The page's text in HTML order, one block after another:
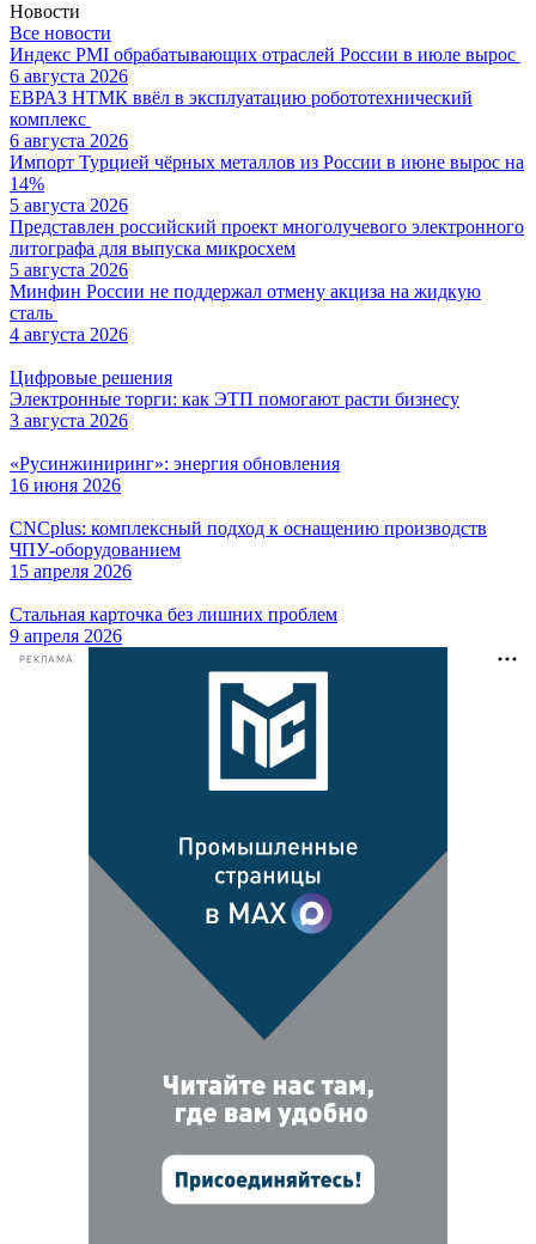
Новости
Все новости
Индекс PMI обрабатывающих отраслей России в июле вырос
6 августа 2026
ЕВРАЗ НТМК ввёл в эксплуатацию робототехнический
комплекс
6 августа 2026
Импорт Турцией чёрных металлов из России в июне вырос на
14%
5 августа 2026
Представлен российский проект многолучевого электронного
литографа для выпуска микросхем
5 августа 2026
Минфин России не поддержал отмену акциза на жидкую
сталь
4 августа 2026
Цифровые решения
Электронные торги: как ЭТП помогают расти бизнесу
3 августа 2026
«Русинжиниринг»: энергия обновления
16 июня 2026
CNCplus: комплексный подход к оснащению производств
ЧПУ-оборудованием
15 апреля 2026
Стальная карточка без лишних проблем
9 апреля 2026
РЕКЛАМА